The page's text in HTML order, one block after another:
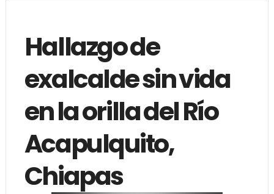
Hallazgo de
exalcalde sin vida
en la orilla del Río
Acapulquito,
Chiapas